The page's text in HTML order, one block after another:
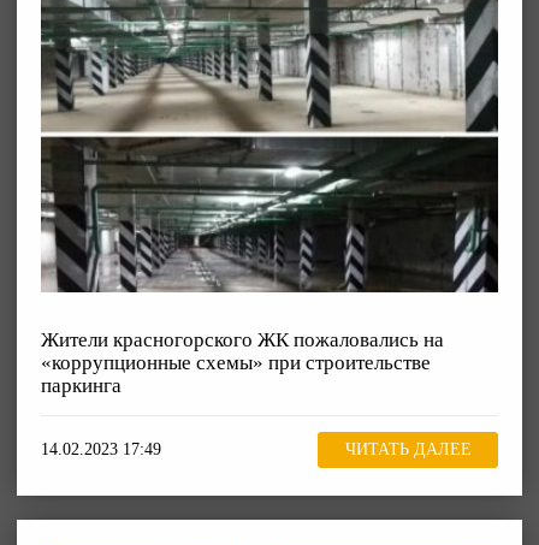
Жители красногорского ЖК пожаловались на
«коррупционные схемы» при строительстве
паркинга
14.02.2023 17:49 ЧИТАТЬ ДАЛЕЕ